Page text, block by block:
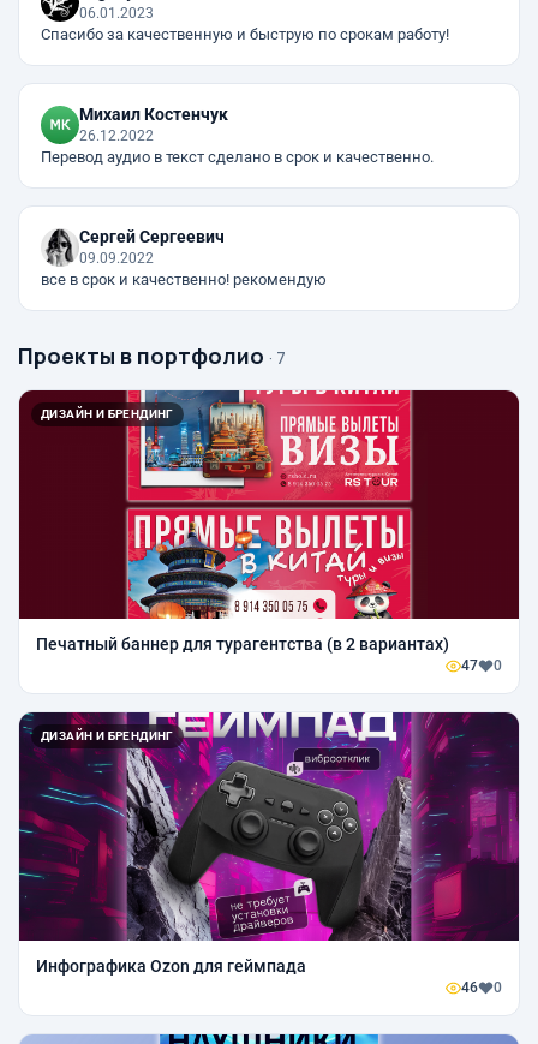
06.01.2023
Спасибо за качественную и быструю по срокам работу!
Михаил Костенчук
26.12.2022
Перевод аудио в текст сделано в срок и качественно.
Сергей Сергеевич
09.09.2022
все в срок и качественно! рекомендую
Проекты в портфолио · 7
ДИЗАЙН И БРЕНДИНГ
Печатный баннер для турагентства (в 2 вариантах)
47 0
ДИЗАЙН И БРЕНДИНГ
Инфографика Ozon для геймпада
46 0